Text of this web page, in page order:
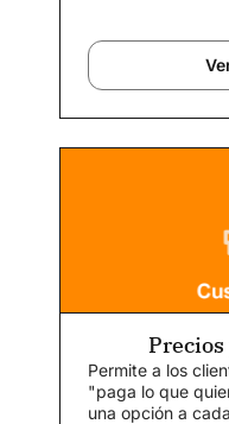
Permite a los
"paga lo que
una opción a